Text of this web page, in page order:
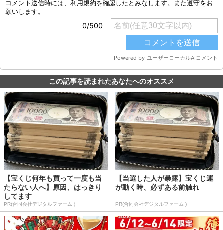
この記事を読まれたあなたへのオススメ
【宝くじ何年も買って一度も当
たらない人へ】原因、はっきり
してます
PR(合同会社デジタルファーム )
【当選した人が暴露】宝くじ運
が動く時、必ずある前触れ
PR(合同会社デジタルファーム )